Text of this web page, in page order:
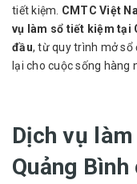
tiết kiệm. CMTC Việt
vụ làm sổ tiết kiệm tại
đầu, từ quy trình mở sổ
lại cho cuộc sống hàng
Dịch vụ
Quảng